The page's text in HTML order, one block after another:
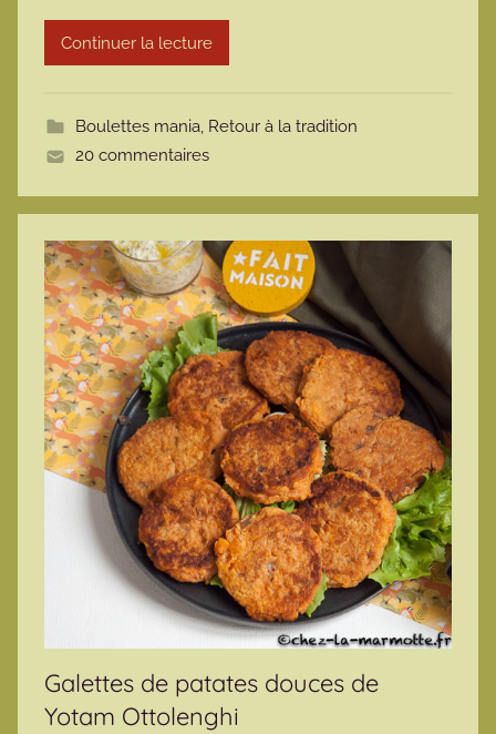
r
t
Continuer la lecture
Boulettes mania, Retour à la tradition
20 commentaires
Galettes de patates douces de
Yotam Ottolenghi